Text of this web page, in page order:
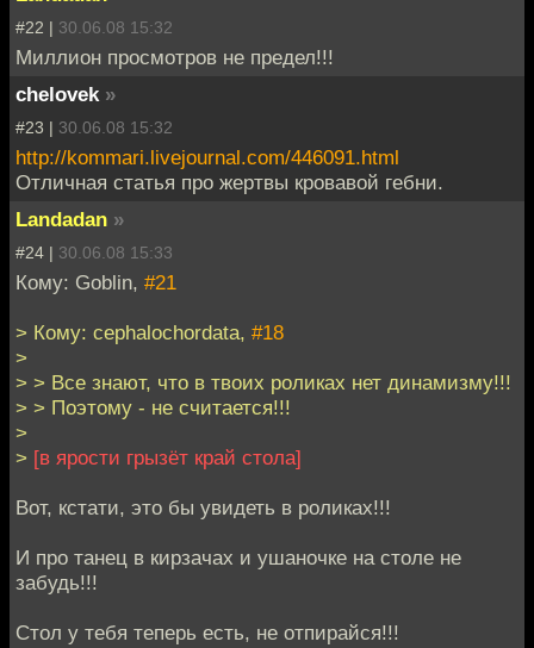
#22 | 30.06.08 15:32
Миллион просмотров не предел!!!
chelovek »
#23 | 30.06.08 15:32
http://kommari.livejournal.com/446091.html
Отличная статья про жертвы кровавой гебни.
Landadan »
#24 | 30.06.08 15:33
Кому: Goblin, #21
> Кому: cephalochordata, #18
>
> > Все знают, что в твоих роликах нет динамизму!!!
> > Поэтому - не считается!!!
>
> [в ярости грызёт край стола]
Вот, кстати, это бы увидеть в роликах!!!
И про танец в кирзачах и ушаночке на столе не
забудь!!!
Стол у тебя теперь есть, не отпирайся!!!